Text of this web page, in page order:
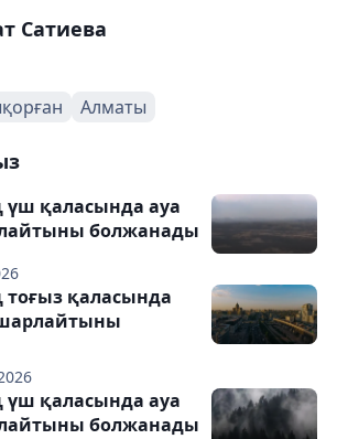
Сатиева
Алматы
үш қаласында ауа
болжанады
тоғыз қаласында
үш қаласында ауа
болжанады